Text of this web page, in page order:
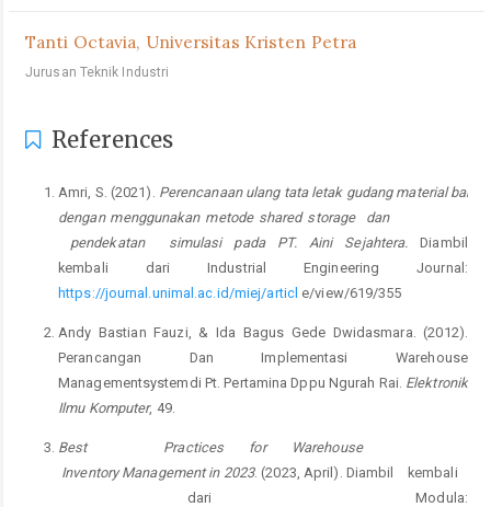
Tanti Octavia, Universitas Kristen Petra
Jurusan Teknik Industri
References
Amri, S. (2021). Perencanaan ulang tata letak gudang material
dengan menggunakan metode shared storage dan
pendekatan simulasi pada PT. Aini Sejahtera.Diambil
kembali dari Industrial Engineering Journal:
https://journal.unimal.ac.id/miej/articl e/view/619/355
Andy Bastian Fauzi, & Ida Bagus Gede Dwidasmara. (2012).
Perancangan Dan Implementasi Warehouse
Managementsystemdi Pt. Pertamina Dppu Ngurah Rai. Elektronik
Ilmu Komputer, 49.
BestPractices for Warehouse
Inventory Management in 2023. (2023, April). Diambil kembali
dari Modula: